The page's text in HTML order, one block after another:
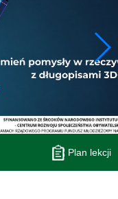
Plan lekcji